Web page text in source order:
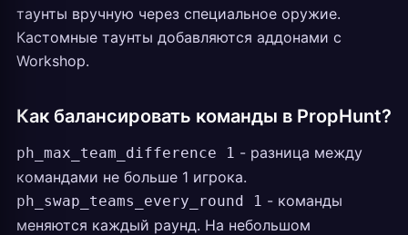
таунты вручную через специальное оружие.
Кастомные таунты добавляются аддонами с
Workshop.
Как балансировать команды в PropHunt?
ph_max_team_difference 1 - разница между
командами не больше 1 игрока.
ph_swap_teams_every_round 1 - команды
меняются каждый раунд. На небольшом